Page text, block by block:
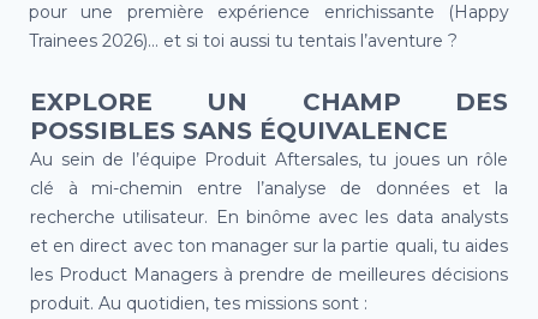
pour une première expérience enrichissante (Happy
Trainees 2026)… et si toi aussi tu tentais l’aventure ?
EXPLORE UN CHAMP DES
POSSIBLES SANS ÉQUIVALENCE
Au sein de l’équipe Produit Aftersales, tu joues un rôle
clé à mi-chemin entre l’analyse de données et la
recherche utilisateur. En binôme avec les data analysts
et en direct avec ton manager sur la partie quali, tu aides
les Product Managers à prendre de meilleures décisions
produit. Au quotidien, tes missions sont :